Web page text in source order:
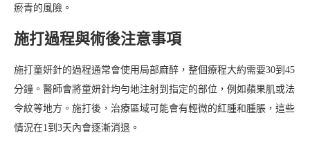
瘀青的風險。
施打過程與術後注意事項
施打童妍針的過程通常會使用局部麻醉，整個療程大約需要30到45
分鐘。醫師會將童妍針均勻地注射到指定的部位，例如蘋果肌或法
令紋等地方。施打後，治療區域可能會有輕微的紅腫和腫脹，這些
情況在1到3天內會逐漸消退。